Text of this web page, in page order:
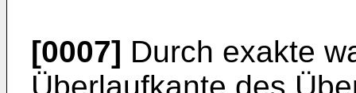
[0007] Durch exakte